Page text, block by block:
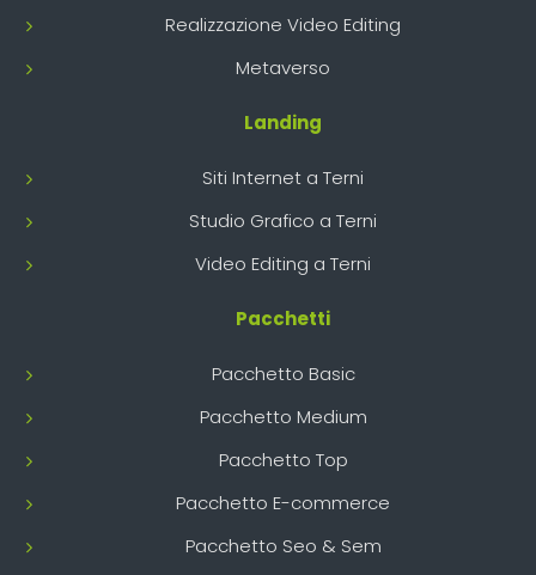
Realizzazione Video Editing
Metaverso
Landing
Siti Internet a Terni
Studio Grafico a Terni
Video Editing a Terni
Pacchetti
Pacchetto Basic
Pacchetto Medium
Pacchetto Top
Pacchetto E-commerce
Pacchetto Seo & Sem